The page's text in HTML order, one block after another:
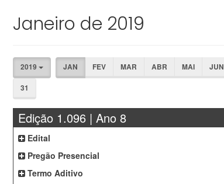
Janeiro de 2019
2019 JAN FEV MAR ABR MAI JUN
31
Edição 1.096 | Ano 8
Edital
Pregão Presencial
Termo Aditivo